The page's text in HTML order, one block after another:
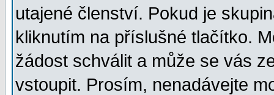
utajené členství. Pokud je
kliknutím na příslušné tlačítko.
žádost schválit a může se vás
vstoupit. Prosím, nenadávejte